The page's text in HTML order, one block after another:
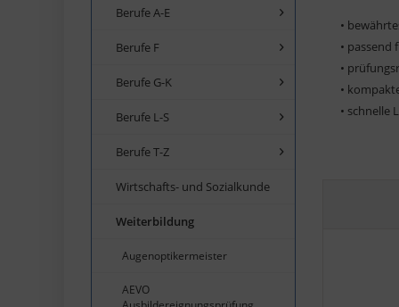
Berufe A-E
Berufe F
Berufe G-K
Berufe L-S
Berufe T-Z
Wirtschafts- und Sozialkunde
Weiterbildung
Augenoptikermeister
AEVO
•
• passend
•
•
• schnelle